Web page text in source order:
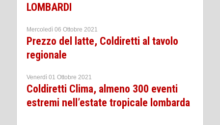
LOMBARDI
Mercoledì 06 Ottobre 2021
Prezzo del latte, Coldiretti al tavolo
regionale
Venerdì 01 Ottobre 2021
Coldiretti Clima, almeno 300 eventi
estremi nell’estate tropicale lombarda